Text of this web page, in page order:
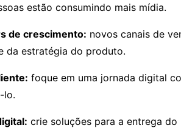
estão consumindo mais mídia.
de crescimento: novos canais de
da estratégia do produto.
foque em uma jornada digital
lo.
crie soluções para a entrega do